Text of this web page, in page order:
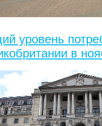
уровень
в